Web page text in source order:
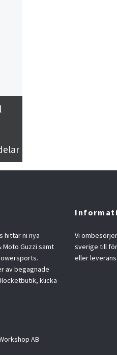
hittar ni nya
Moto Guzzi samt
av begagnade
klicka
Vi
sverige till
eller
AB